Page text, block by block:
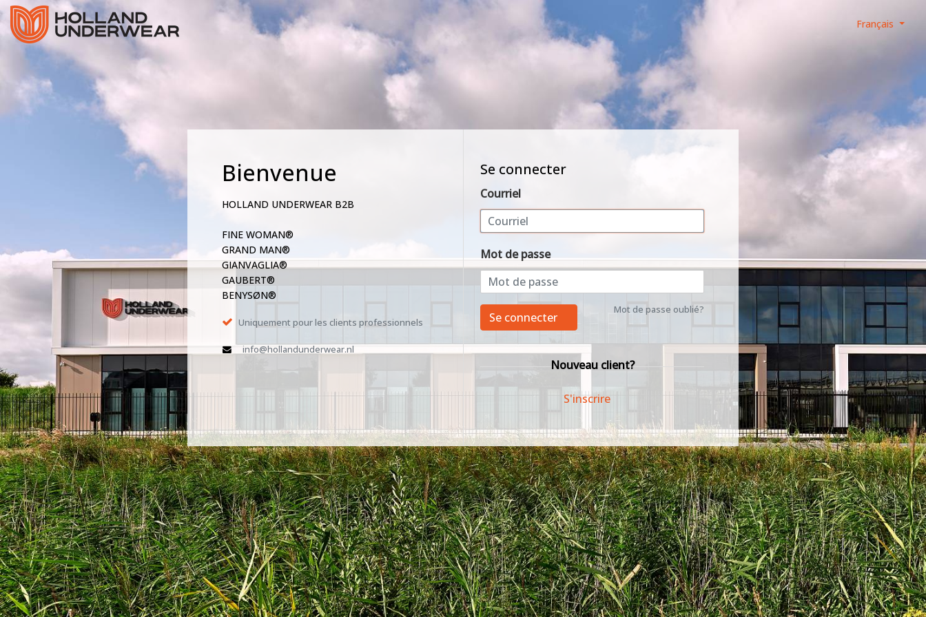
Français
Bienvenue
HOLLAND UNDERWEAR B2B
FINE WOMAN®
GRAND MAN®
GIANVAGLIA®
GAUBERT®
BENYSØN®
Uniquement pour les clients professionnels
info@hollandunderwear.nl
Se connecter
Courriel
Mot de passe
Mot de passe oublié?
Se connecter
Nouveau client?
S'inscrire